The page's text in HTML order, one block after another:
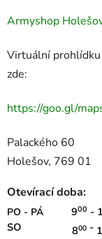
Armyshop
Virtuální
zde:
https://goo.gl/
Palackého 60
Holešov, 769 01
PO - PÁ 900 -
SO 800 -